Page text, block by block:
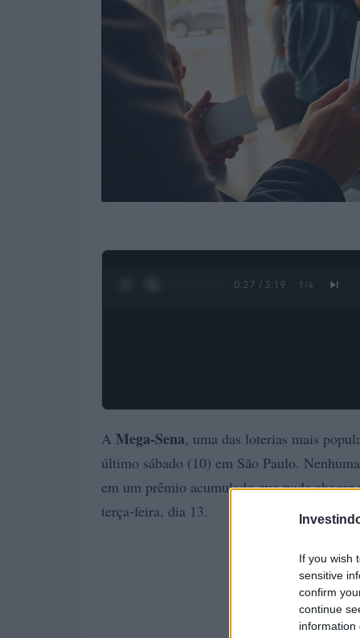
If you wish
sensitive
confirm
continue
information
0:28 / 3:19 1 /4
A Mega-Sena, uma das loterias mais
último sábado (10) em São Paulo.
em um prêmio acumulado que pode
terça-feira, dia 13.